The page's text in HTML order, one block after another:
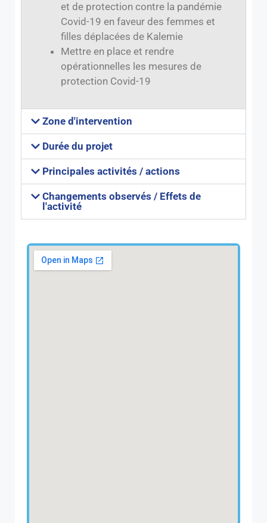
et de protection contre la pandémie
Covid-19 en faveur des femmes et
filles déplacées de Kalemie
Mettre en place et rendre
opérationnelles les mesures de
protection Covid-19
Zone d'intervention
Durée du projet
Principales activités / actions
Changements observés / Effets de
l'activité